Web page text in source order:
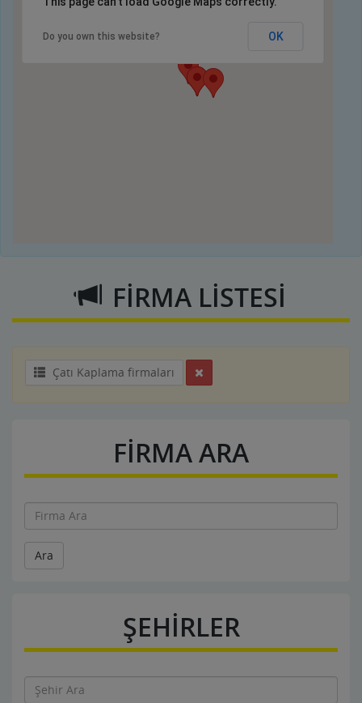
Do you own this website? OK
FİRMA LİSTESİ
Çatı Kaplama firmaları
FİRMA ARA
Ara
ŞEHİRLER